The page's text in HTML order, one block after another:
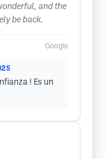
and the
be back.
Google
! Es un